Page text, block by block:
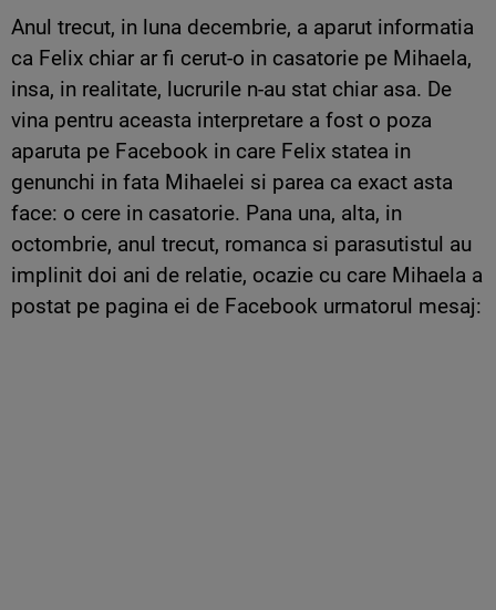
Anul trecut, in luna decembrie, a aparut informatia
ca Felix chiar ar fi cerut-o in casatorie pe Mihaela,
insa, in realitate, lucrurile n-au stat chiar asa. De
vina pentru aceasta interpretare a fost o poza
aparuta pe Facebook in care Felix statea in
genunchi in fata Mihaelei si parea ca exact asta
face: o cere in casatorie. Pana una, alta, in
octombrie, anul trecut, romanca si parasutistul au
implinit doi ani de relatie, ocazie cu care Mihaela a
postat pe pagina ei de Facebook urmatorul mesaj: